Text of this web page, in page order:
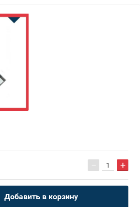
− +
Добавить в корзину